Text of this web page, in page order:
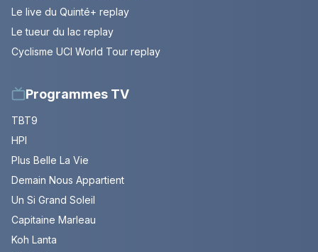
Le live du Quinté+ replay
Le tueur du lac replay
Cyclisme UCI World Tour replay
Programmes TV
TBT9
HPI
Plus Belle La Vie
Demain Nous Appartient
Un Si Grand Soleil
Capitaine Marleau
Koh Lanta